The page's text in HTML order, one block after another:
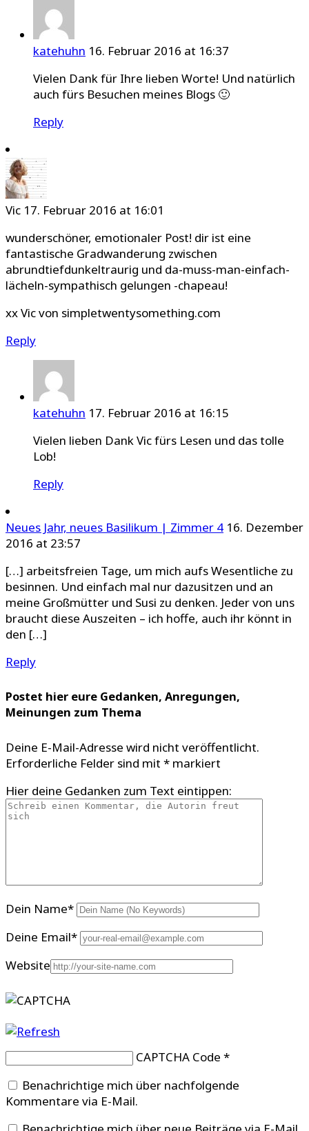
katehuhn 16. Februar 2016 at 16:37
Vielen Dank für Ihre lieben Worte! Und natürlich
auch fürs Besuchen meines Blogs 🙂
Reply
Vic 17. Februar 2016 at 16:01
wunderschöner, emotionaler Post! dir ist eine
fantastische Gradwanderung zwischen
abrundtiefdunkeltraurig und da-muss-man-einfach-
lächeln-sympathisch gelungen -chapeau!
xx Vic von simpletwentysomething.com
Reply
katehuhn 17. Februar 2016 at 16:15
Vielen lieben Dank Vic fürs Lesen und das tolle
Lob!
Reply
Neues Jahr, neues Basilikum | Zimmer 4 16. Dezember
2016 at 23:57
[…] arbeitsfreien Tage, um mich aufs Wesentliche zu
besinnen. Und einfach mal nur dazusitzen und an
meine Großmütter und Susi zu denken. Jeder von uns
braucht diese Auszeiten – ich hoffe, auch ihr könnt in
den […]
Reply
Postet hier eure Gedanken, Anregungen,
Meinungen zum Thema
Deine E-Mail-Adresse wird nicht veröffentlicht.
Erforderliche Felder sind mit * markiert
Hier deine Gedanken zum Text eintippen:
Dein Name*
Deine Email*
Website
CAPTCHA Code *
Benachrichtige mich über nachfolgende
Kommentare via E-Mail.